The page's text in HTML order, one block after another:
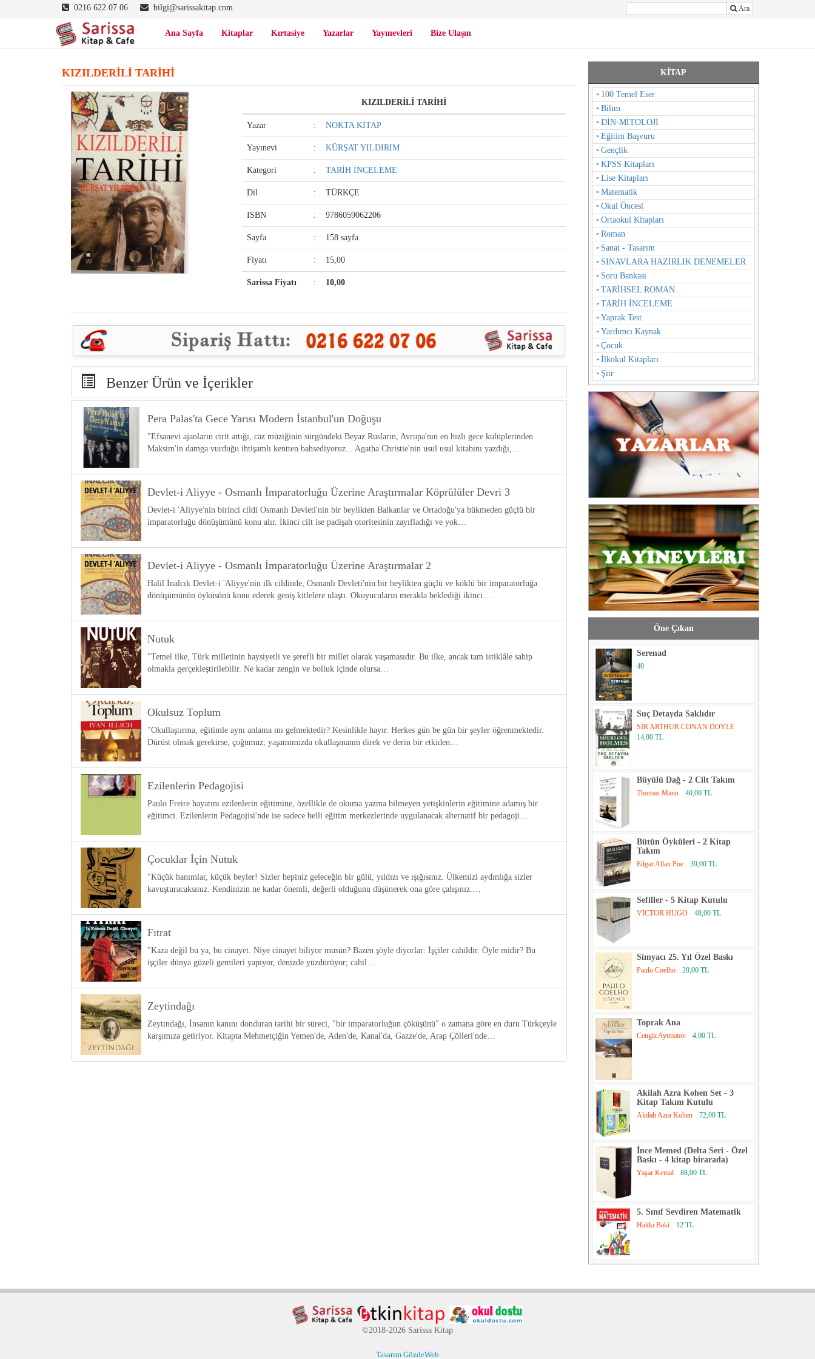
0216 622 07 06 bilgi@sarissakitap.com Ara
Ana Sayfa Kitaplar Kırtasiye Yazarlar Yayınevleri Bize Ulaşın
KIZILDERİLİ TARİHİ
KIZILDERİLİ TARİHİ
Yazar : NOKTA KİTAP
Yayınevi : KÜRŞAT YILDIRIM
Kategori : TARİH İNCELEME
Dil : TÜRKÇE
ISBN : 9786059062206
Sayfa : 158 sayfa
Fiyatı : 15,00
Sarissa Fiyatı : 10,00
Benzer Ürün ve İçerikler
Pera Palas'ta Gece Yarısı Modern İstanbul'un Doğuşu
"Efsanevi ajanların cirit attığı, caz müziğinin sürgündeki Beyaz Rusların, Avrupa'nın en hızlı gece kulüplerinden
Maksim'in damga vurduğu ihtişamlı kentten bahsediyoruz... Agatha Christie'nin usul usul kitabını yazdığı,…
Devlet-i Aliyye - Osmanlı İmparatorluğu Üzerine Araştırmalar Köprülüler Devri 3
Devlet-i 'Aliyye'nin birinci cildi Osmanlı Devleti'nin bir beylikten Balkanlar ve Ortadoğu'ya hükmeden güçlü bir
imparatorluğu dönüşümünü konu alır. İkinci cilt ise padişah otoritesinin zayıfladığı ve yok…
Devlet-i Aliyye - Osmanlı İmparatorluğu Üzerine Araştırmalar 2
Halil İnalcık Devlet-i 'Aliyye'nin ilk cildinde, Osmanlı Devleti'nin bir beylikten güçlü ve köklü bir imparatorluğa
dönüşümünün öyküsünü konu ederek geniş kitlelere ulaştı. Okuyucuların merakla beklediği ikinci…
Nutuk
"Temel ilke, Türk milletinin haysiyetli ve şerefli bir millet olarak yaşamasıdır. Bu ilke, ancak tam istiklâle sahip
olmakla gerçekleştirilebilir. Ne kadar zengin ve bolluk içinde olursa…
Okulsuz Toplum
"Okullaştırma, eğitimle aynı anlama mı gelmektedir? Kesinlikle hayır. Herkes gün be gün bir şeyler öğrenmektedir.
Dürüst olmak gerekirse, çoğumuz, yaşamımızda okullaşmanın direk ve derin bir etkiden…
Ezilenlerin Pedagojisi
Paulo Freire hayatını ezilenlerin eğitimine, özellikle de okuma yazma bilmeyen yetişkinlerin eğitimine adamış bir
eğitimci. Ezilenlerin Pedagojisi'nde ise sadece belli eğitim merkezlerinde uygulanacak alternatif bir pedagoji…
Çocuklar İçin Nutuk
"Küçük hanımlar, küçük beyler! Sizler hepiniz geleceğin bir gülü, yıldızı ve ışığısınız. Ülkemizi aydınlığa sizler
kavuşturacaksınız. Kendinizin ne kadar önemli, değerli olduğunu düşünerek ona göre çalışınız.…
Fıtrat
"Kaza değil bu ya, bu cinayet. Niye cinayet biliyor musun? Bazen şöyle diyorlar: İşçiler cahildir. Öyle midir? Bu
işçiler dünya güzeli gemileri yapıyor, denizde yüzdürüyor; cahil…
Zeytindağı
Zeytındağı, İnsanın kanını donduran tarihi bir süreci, "bir imparatorluğun çöküşünü" o zamana göre en duru Türkçeyle
karşımıza getiriyor. Kitapta Mehmetçiğin Yemen'de, Aden'de, Kanal'da, Gazze'de, Arap Çölleri'nde…
KİTAP
100 Temel Eser
Bilim
DİN-MİTOLOJİ
Eğitim Başvuru
Gençlik
KPSS Kitapları
Lise Kitapları
Matematik
Okul Öncesi
Ortaokul Kitapları
Roman
Sanat - Tasarım
SINAVLARA HAZIRLIK DENEMELER
Soru Bankası
TARİHSEL ROMAN
TARİH İNCELEME
Yaprak Test
Yardımcı Kaynak
Çocuk
İlkokul Kitapları
Şiir
Öne Çıkan
Serenad
40
Suç Detayda Saklıdır
SİR ARTHUR CONAN DOYLE
14,00 TL
Büyülü Dağ - 2 Cilt Takım
Thomas Mann 40,00 TL
Bütün Öyküleri - 2 Kitap
Takım
Edgar Allan Poe 39,00 TL
Sefiller - 5 Kitap Kutulu
VİCTOR HUGO 48,00 TL
Simyacı 25. Yıl Özel Baskı
Paulo Coelho 20,00 TL
Toprak Ana
Cengiz Aytmatov 4,00 TL
Akilah Azra Kohen Set - 3
Kitap Takım Kutulu
Akilah Azra Kohen 72,00 TL
İnce Memed (Delta Seri - Özel
Baskı - 4 kitap birarada)
Yaşar Kemal 88,00 TL
5. Sınıf Sevdiren Matematik
Hakkı Baki 12 TL
©2018-2026 Sarissa Kitap
Tasarım GözdeWeb